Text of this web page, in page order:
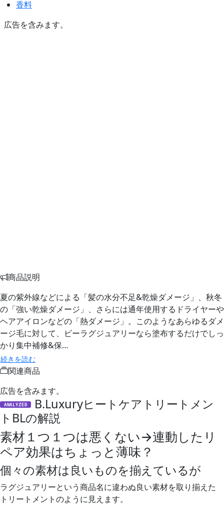
香料
広告を含みます。
商品説明
夏の紫外線などによる「髪の水分不足&乾燥ダメージ」、秋冬
の「強い乾燥ダメージ」、さらには通年使用するドライヤーや
ヘアアイロンなどの「熱ダメージ」。このようなあらゆるダメ
ージ毛に対して、ビーラグジュアリーなら塗布するだけでしっ
かり集中補修&保…
続きを読む
関連商品
広告を含みます。
ANALYZED
B.Luxuryヒートケアトリートメン
トBLの解説
素材１つ１つは悪くない→連動したリ
ペア効果はちょっと薄味？
個々の素材は良いものを揃えているが
ラグジュアリーという商品名に違わぬ良い素材を取り揃えた
トリートメントのように見えます。